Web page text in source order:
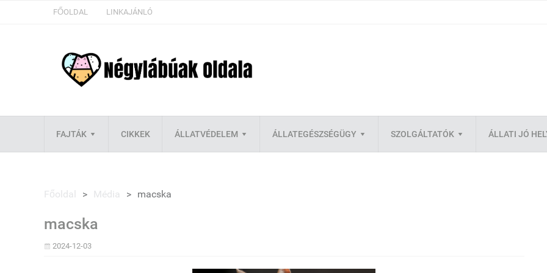
FŐOLDAL LINKAJÁNLÓ
FAJTÁK CIKKEK ÁLLATVÉDELEM ÁLLATEGÉSZSÉGÜGY SZOLGÁLTATÓK ÁLLATI JÓ
Főoldal > Média > macska
macska
2024-12-03